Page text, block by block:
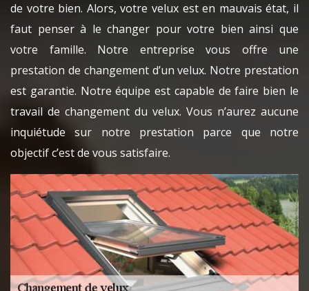
de votre bien. Alors, votre velux est en mauvais état, il
faut penser à le changer pour votre bien ainsi que
votre famille. Notre entreprise vous offre une
prestation de changement d’un velux. Notre prestation
est garantie. Notre équipe est capable de faire bien le
travail de changement du velux. Vous n’aurez aucune
inquiétude sur notre prestation parce que notre
objectif c’est de vous satisfaire.